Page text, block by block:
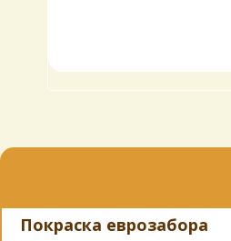
Покраска еврозабора